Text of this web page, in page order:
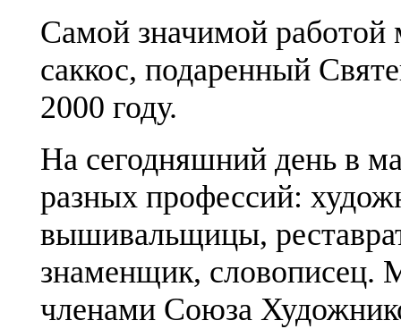
Самой значимой работой
саккос, подаренный
2000 году.
На сегодняшний день в
разных профессий:
вышивальщицы,
знаменщик, словописец.
членами Союза